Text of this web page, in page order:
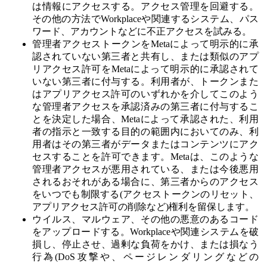
は情報にアクセスする。アクセス管理を回避する。
その他の方法でWorkplaceや関連するシステム、パス
ワード、アカウントなどに不正アクセスを試みる。
管理者アクセストークンをMetaによって明示的に承
認されていない第三者と共有し、または類似のアプ
リアクセス許可をMetaによって明示的に承認されて
いない第三者に付与する。利用者が、トークンまた
はアプリアクセス許可のいずれかを介してこのよう
な管理者アクセスを承認済みの第三者に付与するこ
とを決定した場合、Metaによって承認された、利用
者の指示と一致する目的の範囲内においてのみ、利
用者はその第三者がデータまたはコンテンツにアク
セスすることを許可できます。Metaは、このような
管理者アクセスが悪用されている、または今後悪用
されるおそれがある場合に、第三者からのアクセス
をいつでも制限する(アクセストークンのリセット、
アプリアクセス許可の削除など)権利を留保します。
ウイルス、マルウェア、その他の悪意のあるコード
をアップロードする。Workplaceや関連システムを破
損し、停止させ、過剰な負荷をかけ、または損なう
行為(DoS攻撃や、ページレンダリングなどの